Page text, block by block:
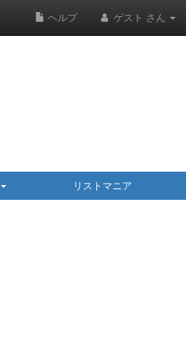
ヘルプ ゲスト さん
リストマニア